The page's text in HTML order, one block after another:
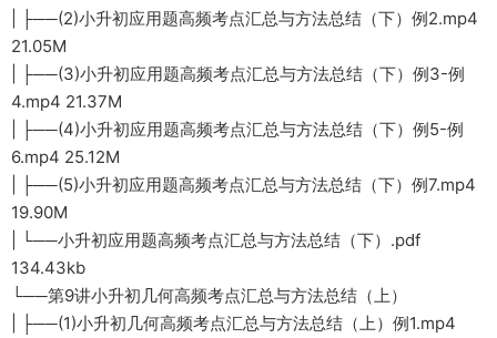
| ├──(2)小升初应用题高频考点汇总与方法总结（下）例2.mp4
21.05M
| ├──(3)小升初应用题高频考点汇总与方法总结（下）例3-例
4.mp4 21.37M
| ├──(4)小升初应用题高频考点汇总与方法总结（下）例5-例
6.mp4 25.12M
| ├──(5)小升初应用题高频考点汇总与方法总结（下）例7.mp4
19.90M
| └──小升初应用题高频考点汇总与方法总结（下）.pdf
134.43kb
└──第9讲小升初几何高频考点汇总与方法总结（上）
| ├──(1)小升初几何高频考点汇总与方法总结（上）例1.mp4